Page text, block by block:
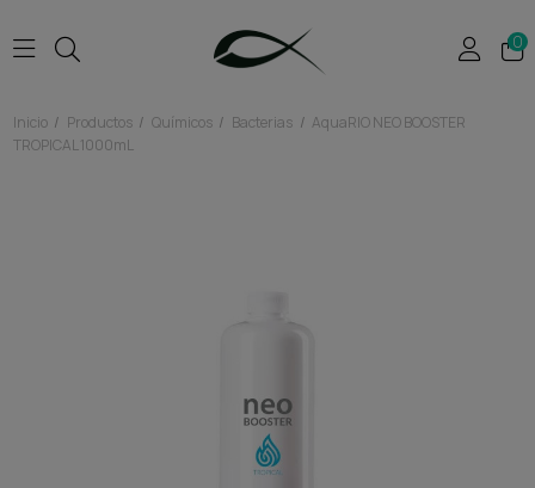
0
Inicio Productos Químicos Bacterias
AquaRIO NEO BOOSTER
TROPICAL 1000mL